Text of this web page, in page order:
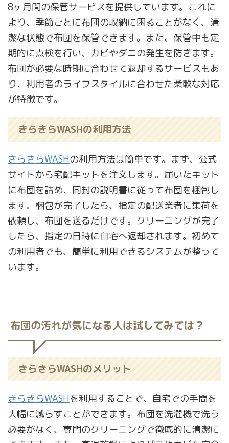
8ヶ月間の保管サービスを提供しています。これに
より、季節ごとに布団の収納に困ることがなく、清
潔な状態で布団を保管できます。また、保管中も定
期的に点検を行い、カビやダニの発生を防ぎます。
布団が必要な時期に合わせて返却するサービスもあ
り、利用者のライフスタイルに合わせた柔軟な対応
が特徴です。
きらきらWASHの利用方法
きらきらWASHの利用方法は簡単です。まず、公式
サイトから宅配キットを注文します。届いたキット
に布団を詰め、同封の説明書に従って布団を梱包し
ます。梱包が完了したら、指定の配送業者に集荷を
依頼し、布団を送るだけです。クリーニングが完了
したら、指定の日時に自宅へ返却されます。初めて
の利用者でも、簡単に利用できるシステムが整って
います。
布団の汚れが気になる人は試してみては？
きらきらWASHのメリット
きらきらWASHを利用することで、自宅での手間を
大幅に減らすことができます。布団を洗濯機で洗う
必要がなく、専門のクリーニングで徹底的に清潔に